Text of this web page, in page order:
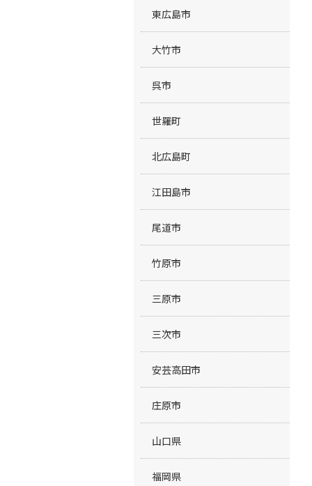
東広島市
大竹市
呉市
世羅町
北広島町
江田島市
尾道市
竹原市
三原市
三次市
安芸高田市
庄原市
山口県
福岡県